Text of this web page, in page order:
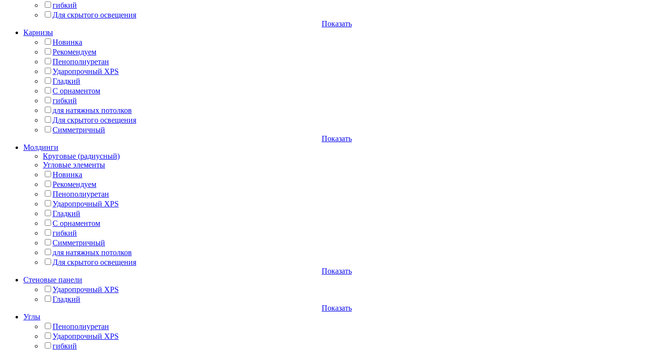
гибкий
Для скрытого освещения
Показать
Карнизы
Новинка
Рекомендуем
Пенополиуретан
Ударопрочный XPS
Гладкий
С орнаментом
гибкий
для натяжных потолков
Для скрытого освещения
Симметричный
Показать
Молдинги
Круговые (радиусный)
Угловые элементы
Новинка
Рекомендуем
Пенополиуретан
Ударопрочный XPS
Гладкий
С орнаментом
гибкий
Симметричный
для натяжных потолков
Для скрытого освещения
Показать
Стеновые панели
Ударопрочный XPS
Гладкий
Показать
Углы
Пенополиуретан
Ударопрочный XPS
гибкий